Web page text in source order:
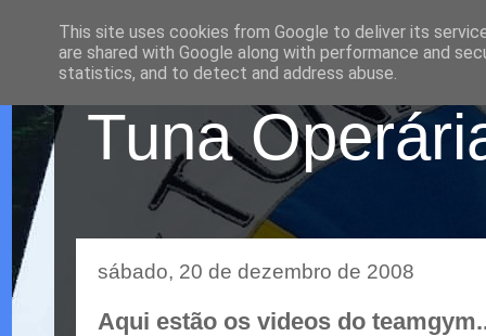
Tuna
sábado, 20 de dezembro de 2008
Aqui estão os videos do
This site uses cookies from Google to deliver its
are shared with Google along with performance and
statistics, and to detect and address abuse.